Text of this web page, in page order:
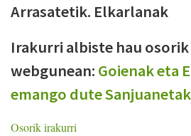
Arrasatetik. Elkarlanak
Irakurri albiste hau osorik
webgunean: Goienak eta
emango dute
Osorik irakurri